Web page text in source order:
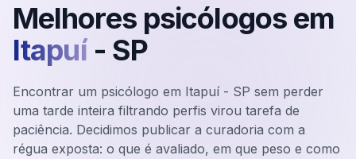
Melhores psicólogos em
Itapuí - SP
Encontrar um psicólogo em Itapuí - SP sem perder
uma tarde inteira filtrando perfis virou tarefa de
paciência. Decidimos publicar a curadoria com a
régua exposta: o que é avaliado, em que peso e como